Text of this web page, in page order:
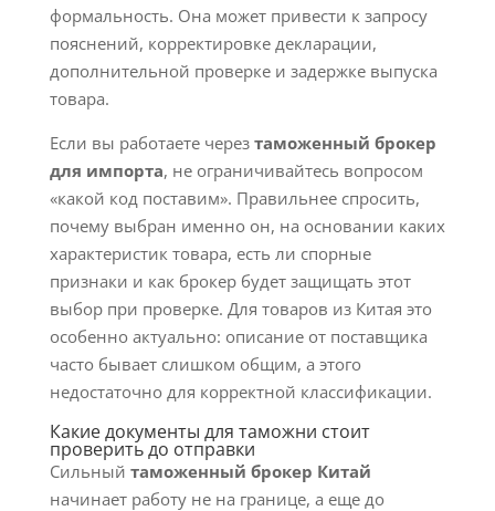
формальность. Она может привести к запросу
пояснений, корректировке декларации,
дополнительной проверке и задержке выпуска
товара.
Если вы работаете через таможенный брокер
для импорта, не ограничивайтесь вопросом
«какой код поставим». Правильнее спросить,
почему выбран именно он, на основании каких
характеристик товара, есть ли спорные
признаки и как брокер будет защищать этот
выбор при проверке. Для товаров из Китая это
особенно актуально: описание от поставщика
часто бывает слишком общим, а этого
недостаточно для корректной классификации.
Какие документы для таможни стоит
проверить до отправки
Сильный таможенный брокер Китай
начинает работу не на границе, а еще до